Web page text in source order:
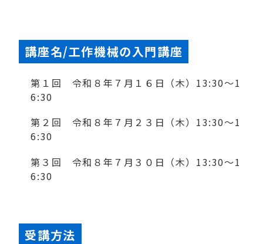
講座名/工作機械の入門講座
第１回 令和８年７月１６日（木）13:30～1
6:30
第２回 令和８年７月２３日（木）13:30～1
6:30
第３回 令和８年７月３０日（木）13:30～1
6:30
受講方法